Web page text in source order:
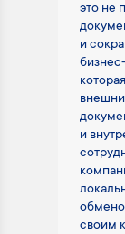
это не
и
и
своим